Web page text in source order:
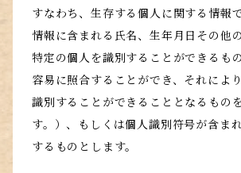
すなわち、生存する個人に関する情報
情報に含まれる氏名、生年月日その他
特定の個人を識別することができるも
容易に照合することができ、それによ
識別することができることとなるもの
す。）、もしくは個人識別符号が含ま
するものとします。